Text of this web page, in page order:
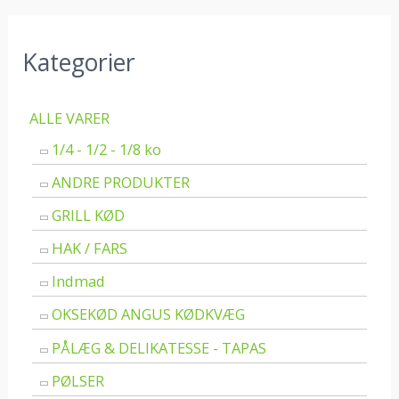
Kategorier
ALLE VARER
1/4 - 1/2 - 1/8 ko
ANDRE PRODUKTER
GRILL KØD
HAK / FARS
Indmad
OKSEKØD ANGUS KØDKVÆG
PÅLÆG & DELIKATESSE - TAPAS
PØLSER